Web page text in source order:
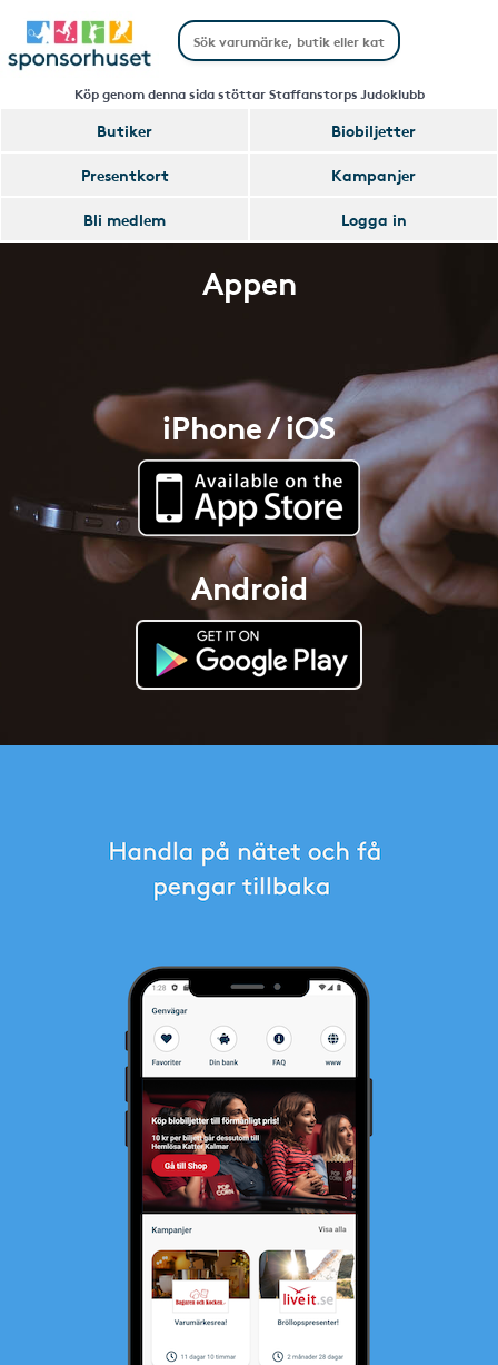
Köp genom denna sida stöttar Staffanstorps Judoklubb
Butiker
Biobiljetter
Presentkort
Kampanjer
Bli medlem
Logga in
Appen
iPhone / iOS
Android